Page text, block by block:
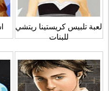
لعبة تلبيس كريستينا ريتشي
للبنات